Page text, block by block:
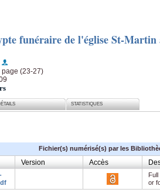
funéraire de l'église St-
page (23-27)
STATISTIQUES
Fichier(s) numérisé(s) par les
Version Accès
or